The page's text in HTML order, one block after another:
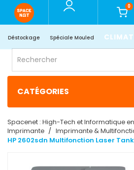
0
Déstockage Spéciale Mouled
CATÉGORIES
Spacenet : High-Tech et Informatique
Imprimante
Imprimante &
HP 2602sdn Multifonction Laser